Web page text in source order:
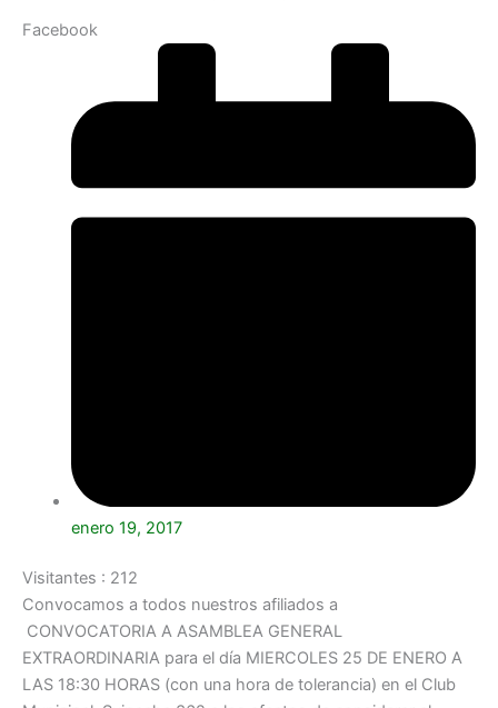
Facebook
enero 19, 2017
Visitantes : 212
Convocamos a todos nuestros afiliados a
CONVOCATORIA A ASAMBLEA GENERAL
EXTRAORDINARIA para el día MIERCOLES 25 DE ENERO A
LAS 18:30 HORAS (con una hora de tolerancia) en el Club